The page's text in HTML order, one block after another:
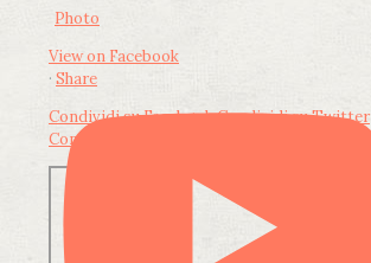
Photo
View on Facebook
· Share
Condividi su FacebookCondividi su Twitter
Condividi su LinkedIn